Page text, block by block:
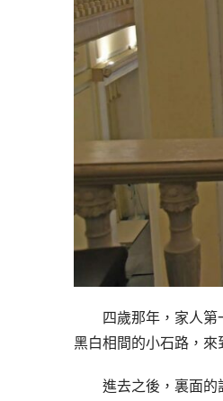
四歲那年，家人
黑白相間的小石路，來
進去之後，裏面